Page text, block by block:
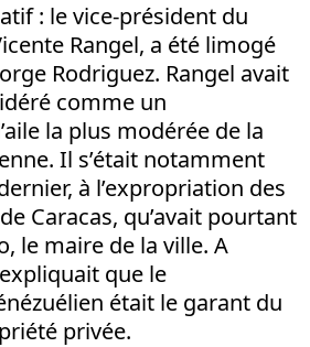
: le vice-président du
Rangel, a été limogé
Rodriguez. Rangel avait
comme un
la plus modérée de la
Il s’était notamment
à l’expropriation des
Caracas, qu’avait pourtant
le maire de la ville. A
que le
était le garant du
privée.